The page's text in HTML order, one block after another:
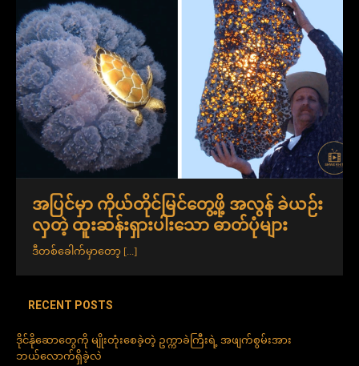
အပြင်မှာ ကိုယ်တိုင်မြင်တွေ့ဖို့ အလွန် ခဲယဉ်း
လှတဲ့ ထူးဆန်းရှားပါးသော ဓာတ်ပုံများ
ဒီတစ်ခေါက်မှာတော့ [...]
RECENT POSTS
ဒိုင်နိုဆောတွေကို မျိုးတုံးစေခဲ့တဲ့ ဥက္ကာခဲကြီးရဲ့ အဖျက်စွမ်းအား
ဘယ်လောက်ရှိခဲ့လဲ